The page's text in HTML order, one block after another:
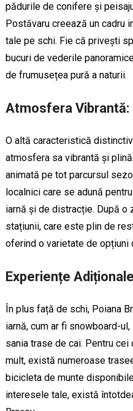
pădurile de conifere și
Postăvaru creează un cadru
tale pe schi. Fie că privești
bucuri de vederile
de frumusețea pură a naturii.
Atmosfera Vibrantă:
O altă caracteristică
atmosfera sa vibrantă și
animată pe tot parcursul
localnici care se adună
iarnă și de distracție. După o
stațiunii, care este plin de
oferind o varietate de opțiuni
Experiențe
În plus față de schi, Poiana
iarnă, cum ar fi snowboard-
sania trase de cai. Pentru
mult, există numeroase
bicicleta de munte
interesele tale, există